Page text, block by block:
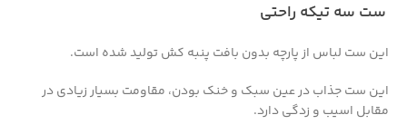
ست سه تیکه راحتی
این ست لباس از پارچه بدون بافت پنبه کش تولید شده است.
این ست جذاب در عین سبک و خنک بودن، مقاومت بسیار زیادی در
مقابل اسیب و زدگی دارد.